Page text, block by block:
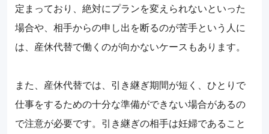
定まっており、絶対にプランを変えられないといった
場合や、相手からの申し出を断るのが苦手という人に
は、産休代替で働くのが向かないケースもあります。
また、産休代替では、引き継ぎ期間が短く、ひとりで
仕事をするための十分な準備ができない場合があるの
で注意が必要です。引き継ぎの相手は妊婦であること